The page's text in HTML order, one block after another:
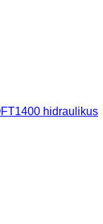
hidraulikus